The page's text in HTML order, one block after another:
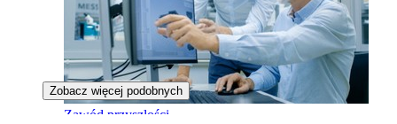
Zawód przyszłości
Zobacz więcej podobnych